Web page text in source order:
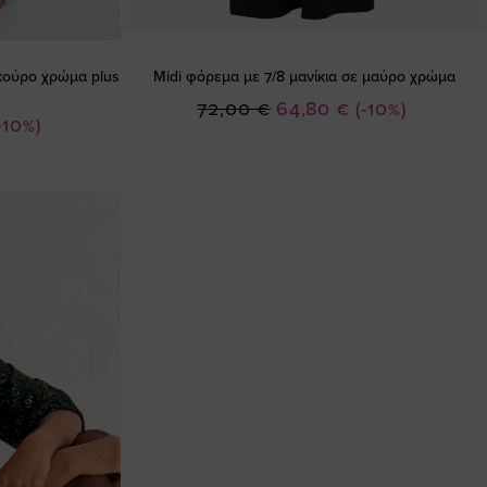
χρώμα plus
Midi φόρεμα με 7/8 μανίκια σε μαύρο χρώμα
(-10%)
Ειδική
64,80 €
72,00 €